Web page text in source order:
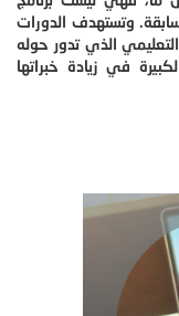
وتستهدف الدورات
التعليمي الذي تدور حوله
في زيادة خبراتها